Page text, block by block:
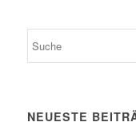
NEUESTE